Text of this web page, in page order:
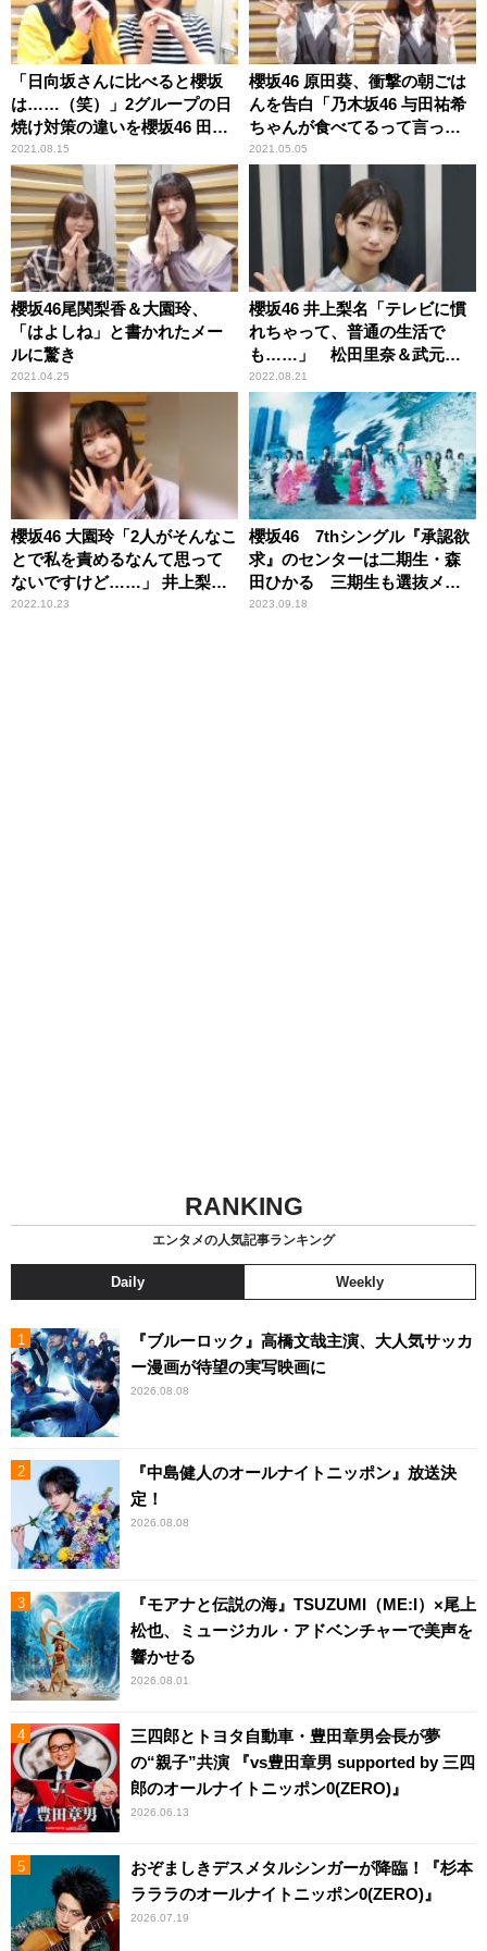
「日向坂さんに比べると櫻坂
は……（笑）」2グループの日
焼け対策の違いを櫻坂46 田村
保乃＆尾関梨香が振り返る
2021.08.15
櫻坂46 原田葵、衝撃の朝ごは
んを告白「乃木坂46 与田祐希
ちゃんが食べてるって言って
て」 そのメニューに井上梨名
驚き
2021.05.05
櫻坂46尾関梨香＆大園玲、
「はよしね」と書かれたメー
ルに驚き
2021.04.25
櫻坂46 井上梨名「テレビに慣
れちゃって、普通の生活で
も……」 松田里奈＆武元唯
衣と行ったデパートで取って
しまった「すごいリアクショ
ン」
2022.08.21
櫻坂46 大園玲「2人がそんなこ
とで私を責めるなんて思って
ないですけど……」 井上梨名
と田村保乃に言えてなかった
2022.10.23
櫻坂46 7thシングル『承認欲
求』のセンターは二期生・森
田ひかる 三期生も選抜メン
バーに合流！
2023.09.18
RANKING
エンタメの人気記事ランキング
Daily Weekly
『ブルーロック』高橋文哉主演、大人気サッカ
ー漫画が待望の実写映画に
2026.08.08
『中島健人のオールナイトニッポン』放送決
定！
2026.08.08
『モアナと伝説の海』TSUZUMI（ME:I）×尾上
松也、ミュージカル・アドベンチャーで美声を
響かせる
2026.08.01
三四郎とトヨタ自動車・豊田章男会長が夢
の“親子”共演 『vs豊田章男 supported by 三四
郎のオールナイトニッポン0(ZERO)』
2026.06.13
おぞましきデスメタルシンガーが降臨！『杉本
ラララのオールナイトニッポン0(ZERO)』
2026.07.19